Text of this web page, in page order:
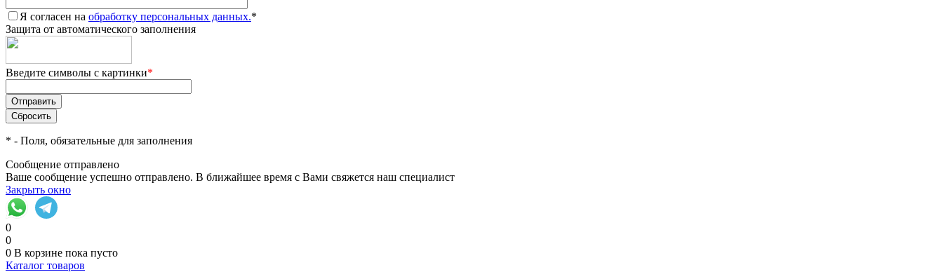
Я согласен на обработку персональных данных.*
Защита от автоматического заполнения
Введите символы с картинки*
* - Поля, обязательные для заполнения
Сообщение отправлено
Ваше сообщение успешно отправлено. В ближайшее время с Вами свяжется наш специалист
Закрыть окно
0
0
0 В корзине пока пусто
Каталог товаров